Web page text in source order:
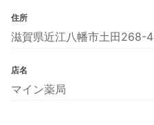
住所
滋賀県近江八幡市土田268-4
店名
マイン薬局